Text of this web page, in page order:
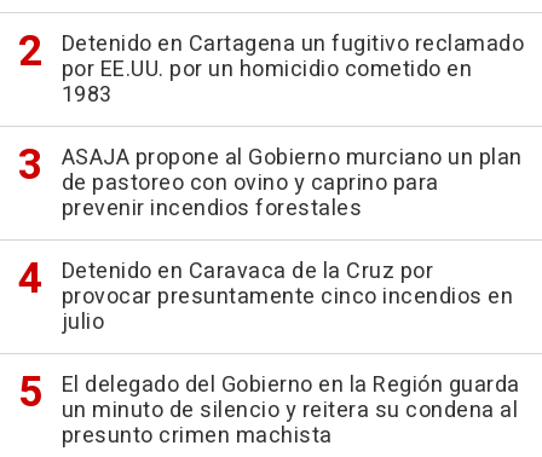
Detenido en Cartagena un fugitivo reclamado
por EE.UU. por un homicidio cometido en
1983
ASAJA propone al Gobierno murciano un plan
de pastoreo con ovino y caprino para
prevenir incendios forestales
Detenido en Caravaca de la Cruz por
provocar presuntamente cinco incendios en
julio
El delegado del Gobierno en la Región guarda
un minuto de silencio y reitera su condena al
presunto crimen machista